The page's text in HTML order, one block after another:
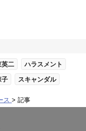
英二 ハラスメント
子 スキャンダル
ス 記事